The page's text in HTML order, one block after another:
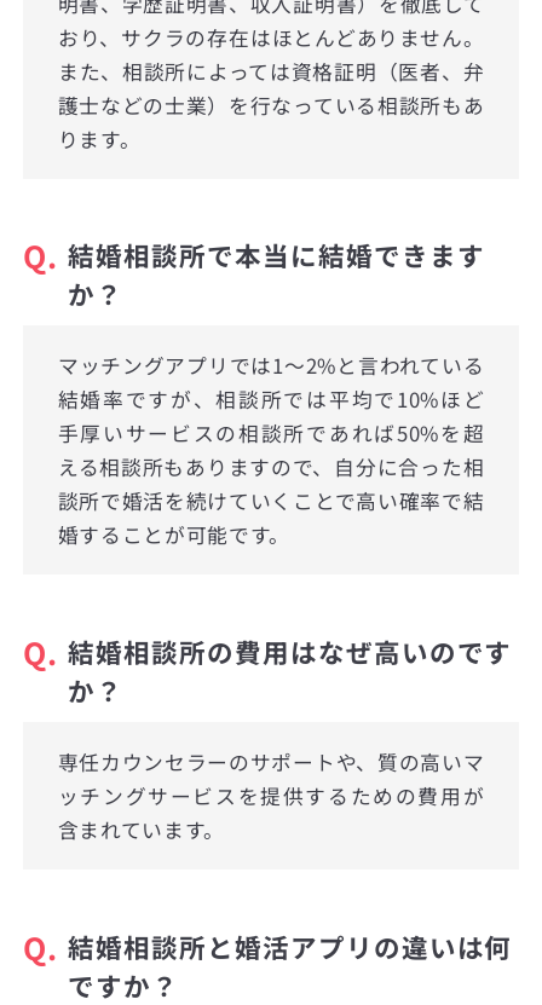
おり、サクラの存在はほとんどありません。
また、相談所によっては資格証明（医者、弁
護士などの士業）を行なっている相談所もあ
ります。
Q. 結婚相談所で本当に結婚できます
か？
マッチングアプリでは1〜2%と言われている
結婚率ですが、相談所では平均で10%ほど
手厚いサービスの相談所であれば50%を超
える相談所もありますので、自分に合った相
談所で婚活を続けていくことで高い確率で結
婚することが可能です。
Q. 結婚相談所の費用はなぜ高いのです
か？
専任カウンセラーのサポートや、質の高いマ
ッチングサービスを提供するための費用が
含まれています。
Q. 結婚相談所と婚活アプリの違いは何
ですか？